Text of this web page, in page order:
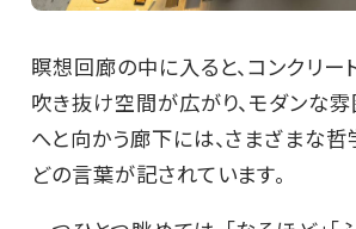
瞑想回廊の中に入ると、コンクリー
吹き抜け空間が広がり、モダンな雰
へと向かう廊下には、さまざまな
どの言葉が記されています。